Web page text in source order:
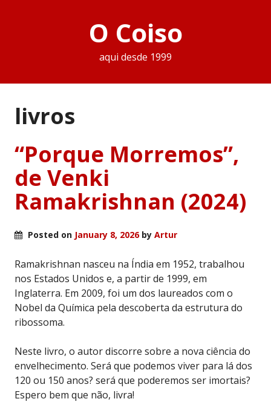
O Coiso
aqui desde 1999
livros
“Porque Morremos”,
de Venki
Ramakrishnan (2024)
Posted on January 8, 2026by Artur
Ramakrishnan nasceu na Índia em 1952, trabalhou
nos Estados Unidos e, a partir de 1999, em
Inglaterra. Em 2009, foi um dos laureados com o
Nobel da Química pela descoberta da estrutura do
ribossoma.
Neste livro, o autor discorre sobre a nova ciência do
envelhecimento. Será que podemos viver para lá dos
120 ou 150 anos? será que poderemos ser imortais?
Espero bem que não, livra!